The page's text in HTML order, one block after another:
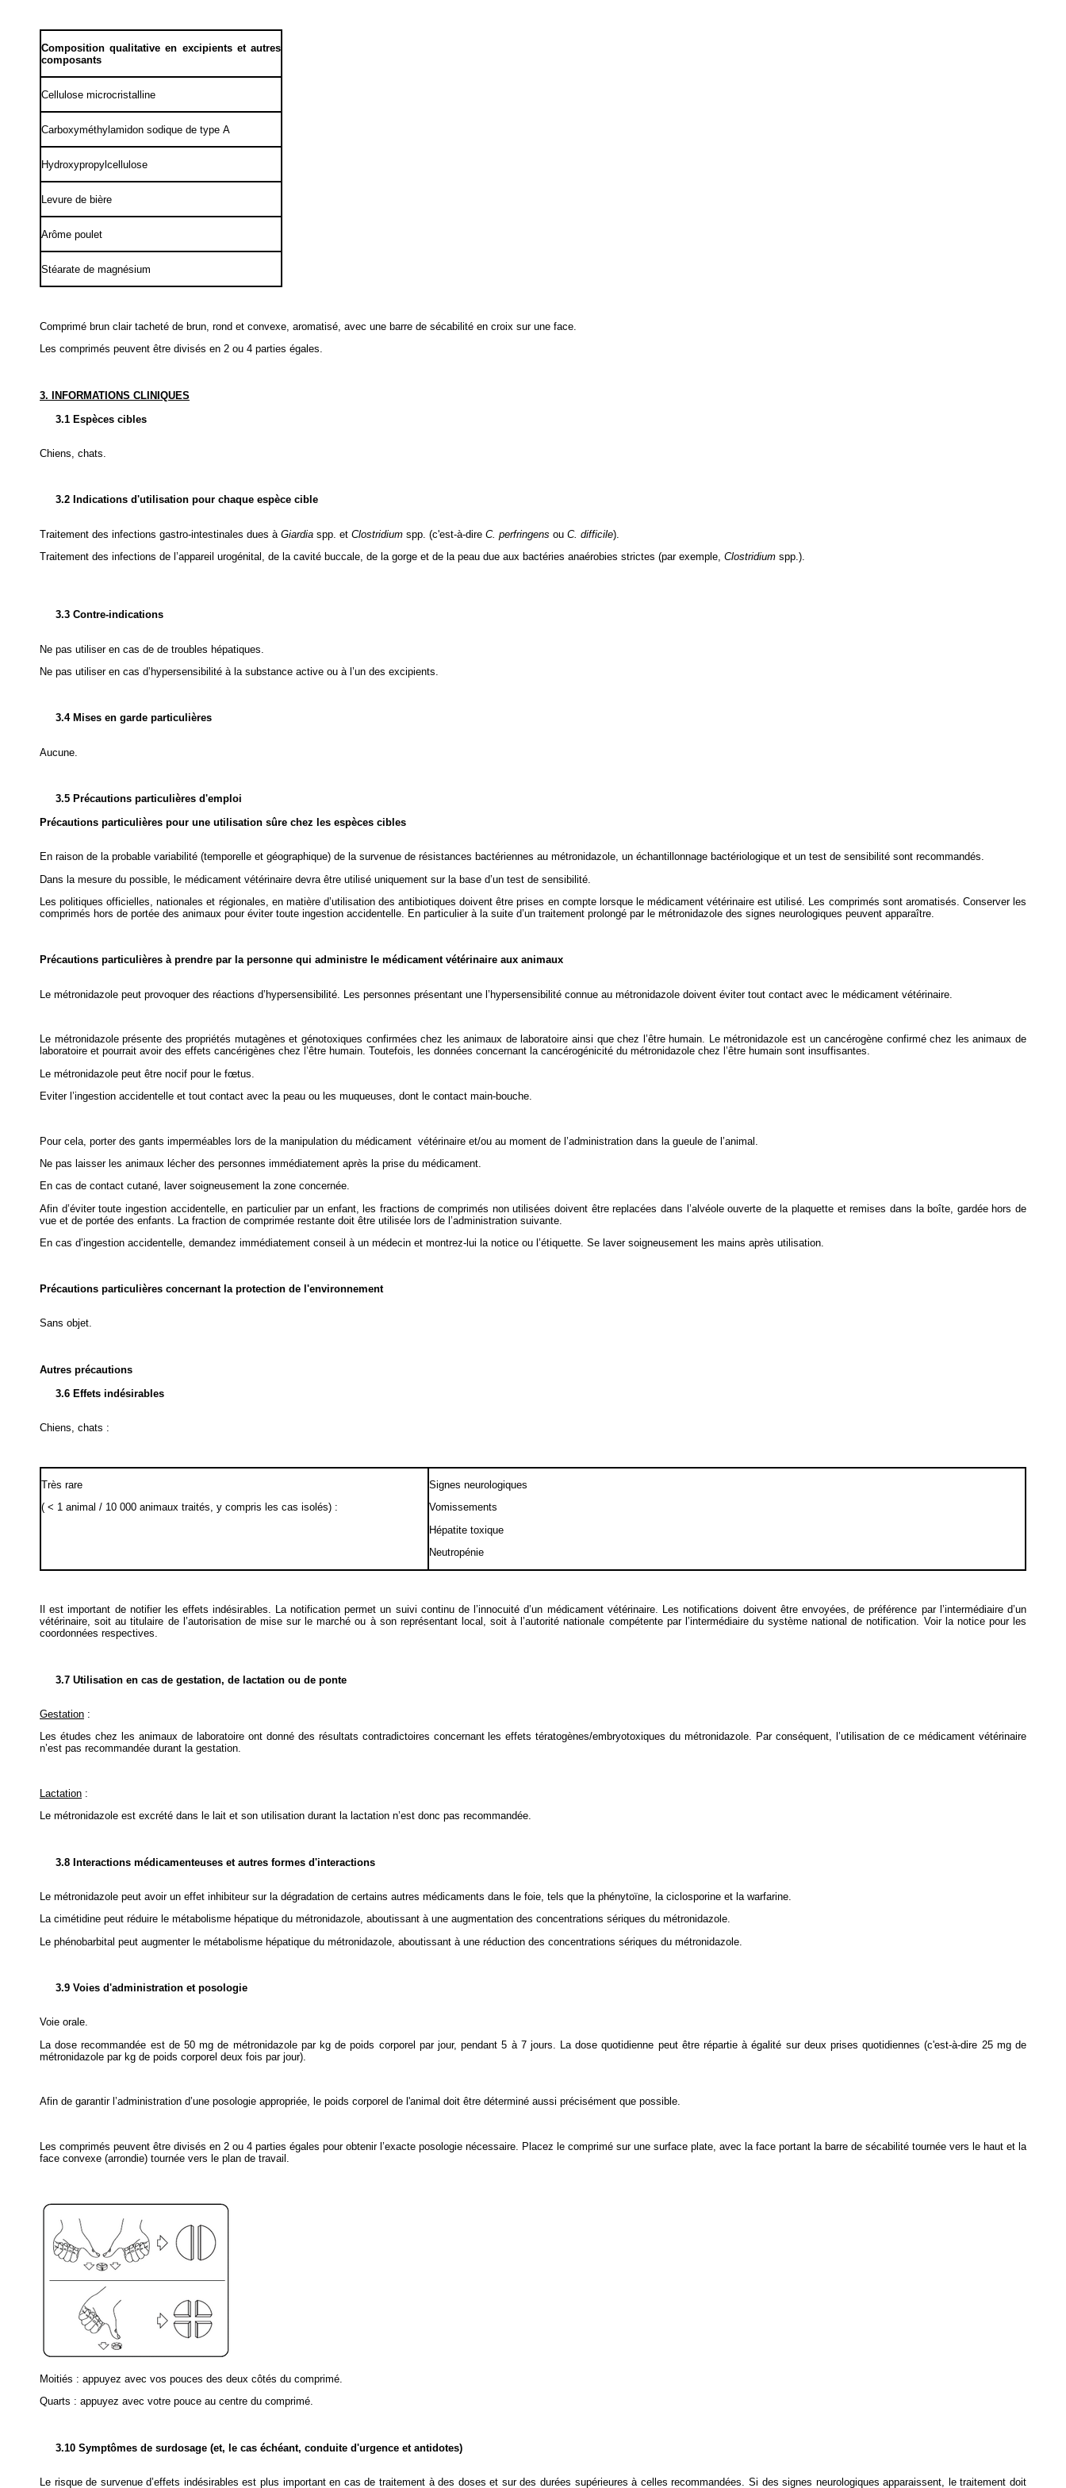
Composition qualitative en excipients et autres
composants
Cellulose microcristalline
Carboxyméthylamidon sodique de type A
Hydroxypropylcellulose
Levure de bière
Arôme poulet
Stéarate de magnésium
Comprimé brun clair tacheté de brun, rond et convexe, aromatisé, avec une barre de sécabilité en croix sur une face.
Les comprimés peuvent être divisés en 2 ou 4 parties égales.
3. INFORMATIONS CLINIQUES
3.1 Espèces cibles
Chiens, chats.
3.2 Indications d'utilisation pour chaque espèce cible
Traitement des infections gastro-intestinales dues à Giardia spp. et Clostridium spp. (c'est-à-dire C. perfringens ou C. difficile).
Traitement des infections de l’appareil urogénital, de la cavité buccale, de la gorge et de la peau due aux bactéries anaérobies strictes (par exemple, Clostridium spp.).
3.3 Contre-indications
Ne pas utiliser en cas de de troubles hépatiques.
Ne pas utiliser en cas d’hypersensibilité à la substance active ou à l’un des excipients.
3.4 Mises en garde particulières
Aucune.
3.5 Précautions particulières d'emploi
Précautions particulières pour une utilisation sûre chez les espèces cibles
En raison de la probable variabilité (temporelle et géographique) de la survenue de résistances bactériennes au métronidazole, un échantillonnage bactériologique et un test de sensibilité sont recommandés.
Dans la mesure du possible, le médicament vétérinaire devra être utilisé uniquement sur la base d’un test de sensibilité.
Les politiques officielles, nationales et régionales, en matière d’utilisation des antibiotiques doivent être prises en compte lorsque le médicament vétérinaire est utilisé. Les comprimés sont aromatisés. Conserver les
comprimés hors de portée des animaux pour éviter toute ingestion accidentelle. En particulier à la suite d’un traitement prolongé par le métronidazole des signes neurologiques peuvent apparaître.
Précautions particulières à prendre par la personne qui administre le médicament vétérinaire aux animaux
Le métronidazole peut provoquer des réactions d’hypersensibilité. Les personnes présentant une l’hypersensibilité connue au métronidazole doivent éviter tout contact avec le médicament vétérinaire.
Le métronidazole présente des propriétés mutagènes et génotoxiques confirmées chez les animaux de laboratoire ainsi que chez l’être humain. Le métronidazole est un cancérogène confirmé chez les animaux de
laboratoire et pourrait avoir des effets cancérigènes chez l’être humain. Toutefois, les données concernant la cancérogénicité du métronidazole chez l’être humain sont insuffisantes.
Le métronidazole peut être nocif pour le fœtus.
Eviter l’ingestion accidentelle et tout contact avec la peau ou les muqueuses, dont le contact main-bouche.
Pour cela, porter des gants imperméables lors de la manipulation du médicament vétérinaire et/ou au moment de l’administration dans la gueule de l’animal.
Ne pas laisser les animaux lécher des personnes immédiatement après la prise du médicament.
En cas de contact cutané, laver soigneusement la zone concernée.
Afin d’éviter toute ingestion accidentelle, en particulier par un enfant, les fractions de comprimés non utilisées doivent être replacées dans l’alvéole ouverte de la plaquette et remises dans la boîte, gardée hors de
vue et de portée des enfants. La fraction de comprimée restante doit être utilisée lors de l’administration suivante.
En cas d’ingestion accidentelle, demandez immédiatement conseil à un médecin et montrez-lui la notice ou l’étiquette. Se laver soigneusement les mains après utilisation.
Précautions particulières concernant la protection de l'environnement
Sans objet.
Autres précautions
3.6 Effets indésirables
Chiens, chats :
Très rare
( < 1 animal / 10 000 animaux traités, y compris les cas isolés) :
Signes neurologiques
Vomissements
Hépatite toxique
Neutropénie
Il est important de notifier les effets indésirables. La notification permet un suivi continu de l’innocuité d’un médicament vétérinaire. Les notifications doivent être envoyées, de préférence par l’intermédiaire d’un
vétérinaire, soit au titulaire de l’autorisation de mise sur le marché ou à son représentant local, soit à l’autorité nationale compétente par l’intermédiaire du système national de notification. Voir la notice pour les
coordonnées respectives.
3.7 Utilisation en cas de gestation, de lactation ou de ponte
Gestation :
Les études chez les animaux de laboratoire ont donné des résultats contradictoires concernant les effets tératogènes/embryotoxiques du métronidazole. Par conséquent, l’utilisation de ce médicament vétérinaire
n’est pas recommandée durant la gestation.
Lactation :
Le métronidazole est excrété dans le lait et son utilisation durant la lactation n’est donc pas recommandée.
3.8 Interactions médicamenteuses et autres formes d'interactions
Le métronidazole peut avoir un effet inhibiteur sur la dégradation de certains autres médicaments dans le foie, tels que la phénytoïne, la ciclosporine et la warfarine.
La cimétidine peut réduire le métabolisme hépatique du métronidazole, aboutissant à une augmentation des concentrations sériques du métronidazole.
Le phénobarbital peut augmenter le métabolisme hépatique du métronidazole, aboutissant à une réduction des concentrations sériques du métronidazole.
3.9 Voies d'administration et posologie
Voie orale.
La dose recommandée est de 50 mg de métronidazole par kg de poids corporel par jour, pendant 5 à 7 jours. La dose quotidienne peut être répartie à égalité sur deux prises quotidiennes (c'est-à-dire 25 mg de
métronidazole par kg de poids corporel deux fois par jour).
Afin de garantir l’administration d’une posologie appropriée, le poids corporel de l'animal doit être déterminé aussi précisément que possible.
Les comprimés peuvent être divisés en 2 ou 4 parties égales pour obtenir l’exacte posologie nécessaire. Placez le comprimé sur une surface plate, avec la face portant la barre de sécabilité tournée vers le haut et la
face convexe (arrondie) tournée vers le plan de travail.
Moitiés : appuyez avec vos pouces des deux côtés du comprimé.
Quarts : appuyez avec votre pouce au centre du comprimé.
3.10 Symptômes de surdosage (et, le cas échéant, conduite d'urgence et antidotes)
Le risque de survenue d’effets indésirables est plus important en cas de traitement à des doses et sur des durées supérieures à celles recommandées. Si des signes neurologiques apparaissent, le traitement doit